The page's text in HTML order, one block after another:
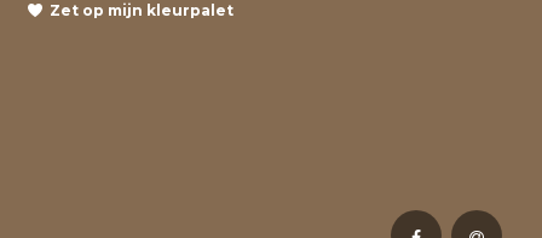
Zet op mijn kleurpalet